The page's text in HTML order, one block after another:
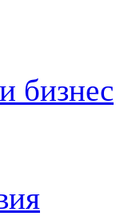
бизнес